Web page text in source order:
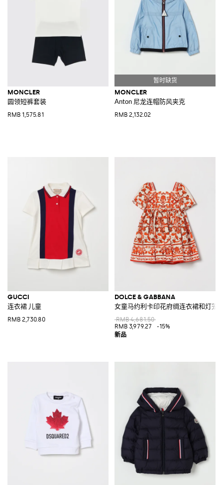
MONCLER
圆领短裤套装
RMB 1,575.81
MONCLER
Anton 尼龙连帽防风夹克
RMB 2,132.02
GUCCI
连衣裙 儿童
RMB 2,730.80
DOLCE & GABBANA
女童马约利卡印花府绸连衣裙和灯笼
RMB 4,681.50
RMB 3,979.27
-15%